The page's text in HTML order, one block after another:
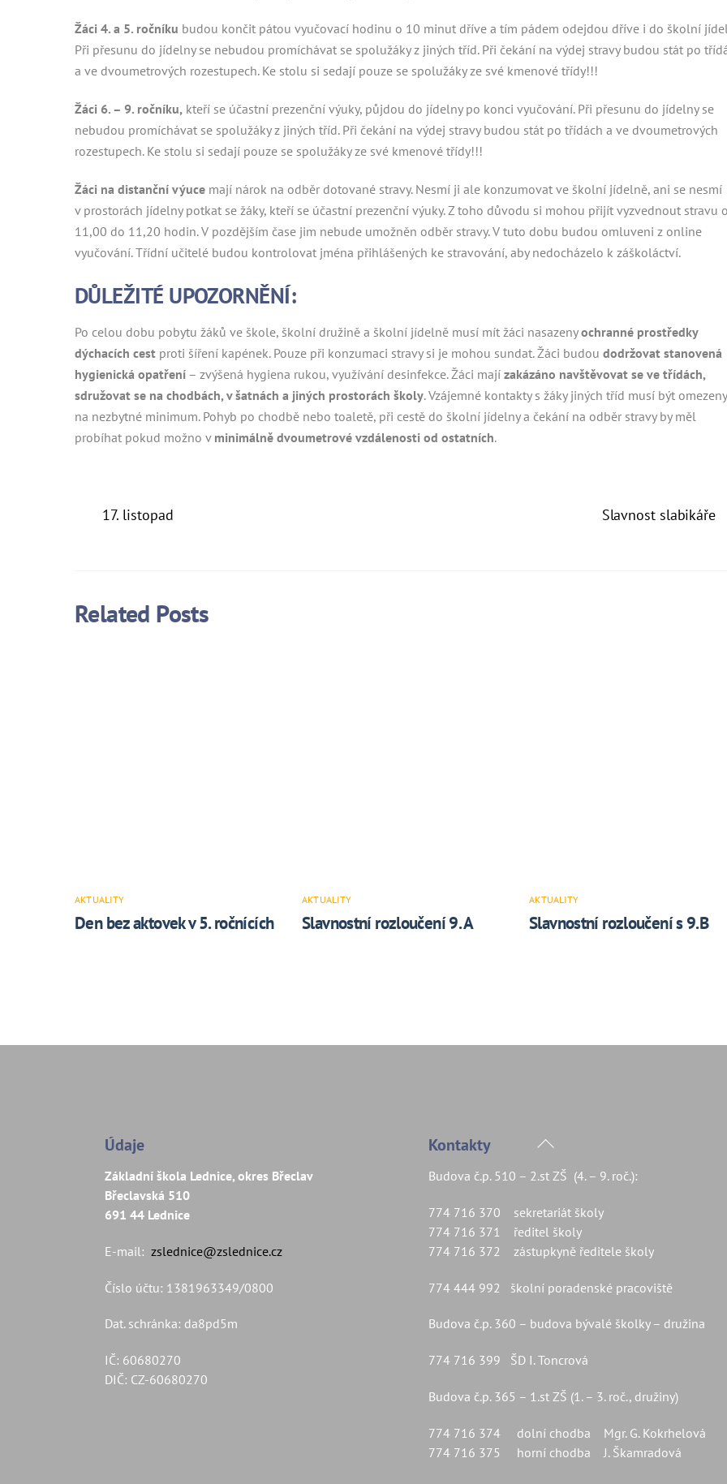
Žáci 4. a 5. ročníku budou končit pátou vyučovací hodinu o 10 minut dříve a tím pádem odejdou dříve i do školní
Při přesunu do jídelny se nebudou promíchávat se spolužáky z jiných tříd. Při čekání na výdej stravy budou stát po
a ve dvoumetrových rozestupech. Ke stolu si sedají pouze se spolužáky ze své kmenové třídy!!!
Žáci 6. – 9. ročníku, kteří se účastní prezenční výuky, půjdou do jídelny po konci vyučování. Při přesunu do jídelny se
nebudou promíchávat se spolužáky z jiných tříd. Při čekání na výdej stravy budou stát po třídách a ve dvoumetrových
rozestupech. Ke stolu si sedají pouze se spolužáky ze své kmenové třídy!!!
Žáci na distanční výuce mají nárok na odběr dotované stravy. Nesmí ji ale konzumovat ve školní jídelně, ani se nesmí
v prostorách jídelny potkat se žáky, kteří se účastní prezenční výuky. Z toho důvodu si mohou přijít vyzvednout stravu
11,00 do 11,20 hodin. V pozdějším čase jim nebude umožněn odběr stravy. V tuto dobu budou omluveni z online
vyučování. Třídní učitelé budou kontrolovat jména přihlášených ke stravování, aby nedocházelo k záškoláctví.
DŮLEŽITÉ UPOZORNĚNÍ:
Po celou dobu pobytu žáků ve škole, školní družině a školní jídelně musí mít žáci nasazenyochranné prostředky
dýchacích cest proti šíření kapének. Pouze při konzumaci stravy si je mohou sundat. Žáci budou dodržovat stanovená
hygienická opatření – zvýšená hygiena rukou, využívání desinfekce. Žáci mají zakázáno navštěvovat se ve třídách,
sdružovat se na chodbách, v šatnách a jiných prostorách školy. Vzájemné kontakty s žáky jiných tříd musí být omezeny
na nezbytné minimum. Pohyb po chodbě nebo toaletě, při cestě do školní jídelny a čekání na odběr stravy by měl
probíhat pokud možno v minimálně dvoumetrové vzdálenosti od ostatních.
17. listopad Slavnost slabikáře
Related Posts
AKTUALITY
Den bez aktovek v 5. ročnících
AKTUALITY
Slavnostní rozloučení 9. A
AKTUALITY
Slavnostní rozloučení s 9.B
Back
Top
Údaje
Základní škola Lednice, okres Břeclav
Břeclavská 510
691 44 Lednice
E-mail:zslednice@zslednice.cz
Číslo účtu: 1381963349/0800
Dat. schránka: da8pd5m
IČ: 60680270
DIČ: CZ-60680270
Kontakty
Budova č.p. 510 – 2.st ZŠ (4. – 9. roč.):
774 716 370 sekretariát školy
774 716 371 ředitel školy
774 716 372 zástupkyně ředitele školy
774 444 992 školní poradenské pracoviště
Budova č.p. 360 – budova bývalé školky – družina
774 716 399 ŠD I. Toncrová
Budova č.p. 365 – 1.st ZŠ (1. – 3. roč., družiny)
774 716 374 dolní chodba Mgr. G. Kokrhelová
774 716 375 horní chodba J. Škamradová